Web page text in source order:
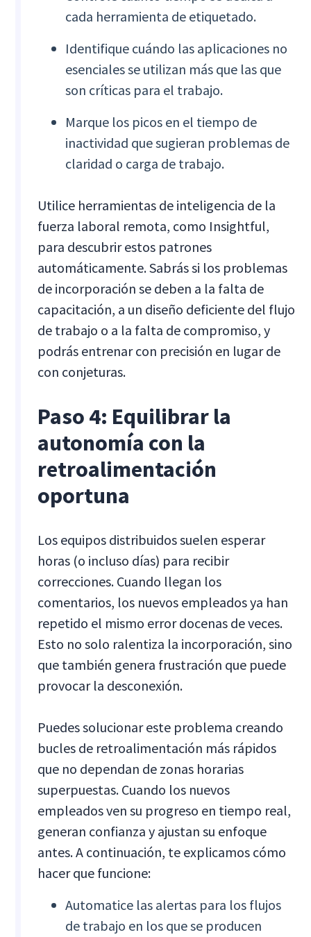
cada herramienta de etiquetado.
Identifique cuándo las aplicaciones no
esenciales se utilizan más que las que
son críticas para el trabajo.
Marque los picos en el tiempo de
inactividad que sugieran problemas de
claridad o carga de trabajo.
Utilice herramientas de inteligencia de la
fuerza laboral remota, como Insightful,
para descubrir estos patrones
automáticamente. Sabrás si los problemas
de incorporación se deben a la falta de
capacitación, a un diseño deficiente del flujo
de trabajo o a la falta de compromiso, y
podrás entrenar con precisión en lugar de
con conjeturas.
Paso 4: Equilibrar la
autonomía con la
retroalimentación
oportuna
Los equipos distribuidos suelen esperar
horas (o incluso días) para recibir
correcciones. Cuando llegan los
comentarios, los nuevos empleados ya han
repetido el mismo error docenas de veces.
Esto no solo ralentiza la incorporación, sino
que también genera frustración que puede
provocar la desconexión.
Puedes solucionar este problema creando
bucles de retroalimentación más rápidos
que no dependan de zonas horarias
superpuestas. Cuando los nuevos
empleados ven su progreso en tiempo real,
generan confianza y ajustan su enfoque
antes. A continuación, te explicamos cómo
hacer que funcione:
Automatice las alertas para los flujos
de trabajo en los que se producen